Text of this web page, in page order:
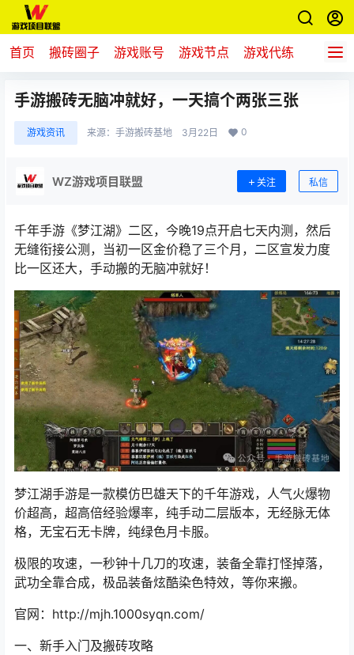
首页 搬砖圈子 游戏账号 游戏节点 游戏代练 新游推
手游搬砖无脑冲就好，一天搞个两张三张
游戏资讯 来源： 手游搬砖基地 3月22日 0
WZ游戏项目联盟 关注 私信
千年手游 《梦江湖》 二区，今晚19点开启七天内测，然后
无缝衔接公测，当初一区金价稳了三个月，二区宣发力度
比一区还大，手动搬的无脑冲就好！
梦江湖手游是一款模仿巴雄天下的千年游戏，人气火爆物
价超高，超高倍经验爆率，纯手动二层版本，无经脉无体
格，无宝石无卡牌，纯绿色月卡服。
极限的攻速，一秒钟十几刀的攻速，装备全靠打怪掉落，
武功全靠合成，极品装备炫酷染色特效，等你来搬。
官网：http://mjh.1000syqn.com/
一、新手入门及搬砖攻略